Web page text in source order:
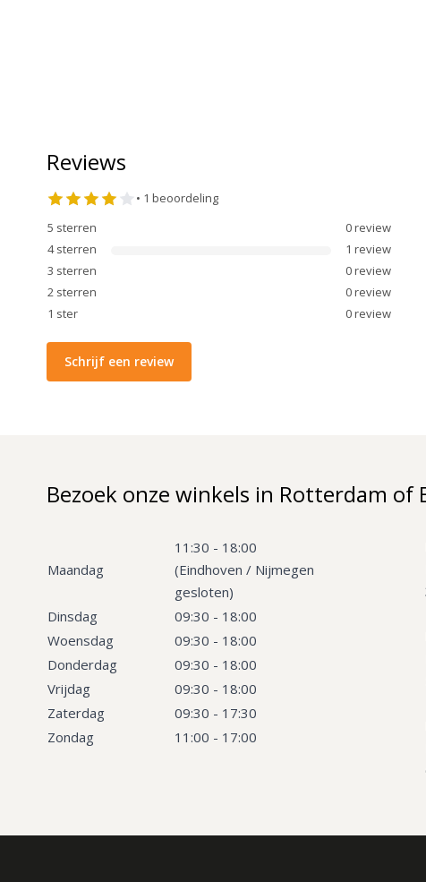
Reviews
• 1 beoordeling
5 sterren 0review
4 sterren 1 review
3 sterren 0review
2 sterren 0review
1 ster 0review
Schrijf een review
Bezoek onze winkels in Rotterdam of
Maandag
11:30 - 18:00
(Eindhoven / Nijmegen
gesloten)
Dinsdag
09:30 - 18:00
Woensdag
09:30 - 18:00
Donderdag
09:30 - 18:00
Vrijdag
09:30 - 18:00
Zaterdag
09:30 - 17:30
Zondag
11:00 - 17:00